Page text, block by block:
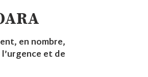
en nombre,
et de